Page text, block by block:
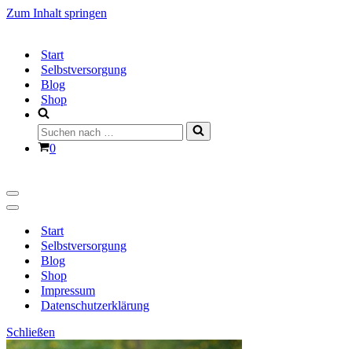
Zum Inhalt springen
Start
Selbstversorgung
Blog
Shop
Suchen
nach …
Warenkorb
0
Navigationsmenü
Navigationsmenü
Start
Selbstversorgung
Blog
Shop
Impressum
Datenschutzerklärung
Schließen